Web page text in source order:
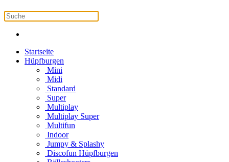
Startseite
Hüpfburgen
Mini
Midi
Standard
Super
Multiplay
Multiplay Super
Multifun
Indoor
Jumpy & Splashy
Discofun Hüpfburgen